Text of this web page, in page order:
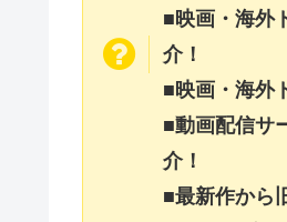
■映画・海外
介！
■映画・海外
■動画配信サ
介！
■最新作から